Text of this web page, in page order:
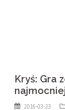
Kryś: Gra
2016-03-23